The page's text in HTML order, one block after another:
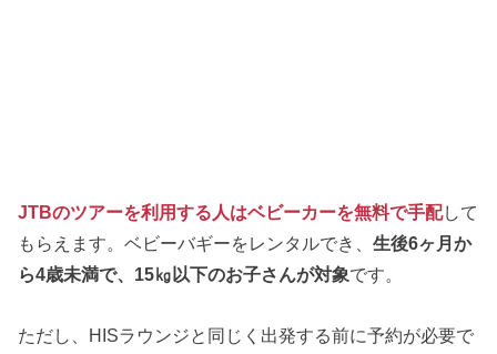
JTBのツアーを利用する人はベビーカーを無料で手配して
もらえます。ベビーバギーをレンタルでき、生後6ヶ月か
ら4歳未満で、15㎏以下のお子さんが対象です。
ただし、HISラウンジと同じく出発する前に予約が必要で